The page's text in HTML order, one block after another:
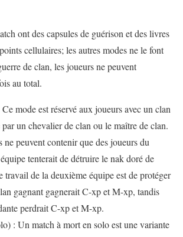
ont des capsules de guérison et des livres
cellulaires; les autres modes ne le font
de clan, les joueurs ne peuvent
au total.
Ce mode est réservé aux joueurs avec un clan
un chevalier de clan ou le maître de clan.
ne peuvent contenir que des joueurs du
tenterait de détruire le nak doré de
travail de la deuxième équipe est de protéger
gagnant gagnerait C-xp et M-xp, tandis
perdrait C-xp et M-xp.
: Un match à mort en solo est une variante